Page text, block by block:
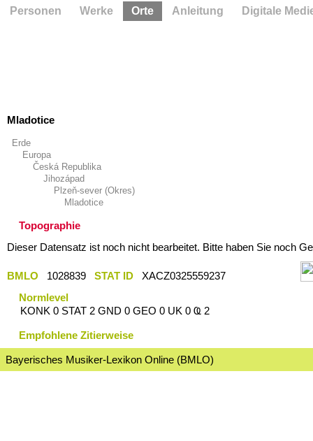
Mladotice
Erde
Europa
Česká Republika
Jihozápad
Plzeň-sever (Okres)
Mladotice
Topographie
Dieser Datensatz ist noch nicht bearbeitet. Bitte haben Sie noch
BMLO 1028839 STAT ID
XACZ0325559237
Normlevel
KONK 0 STAT 2 GND 0 GEO 0 UK 0 Ҩ 2
Empfohlene Zitierweise
Bayerisches Musiker-Lexikon Online (BMLO)
Personen Werke Orte Anleitung Digitale